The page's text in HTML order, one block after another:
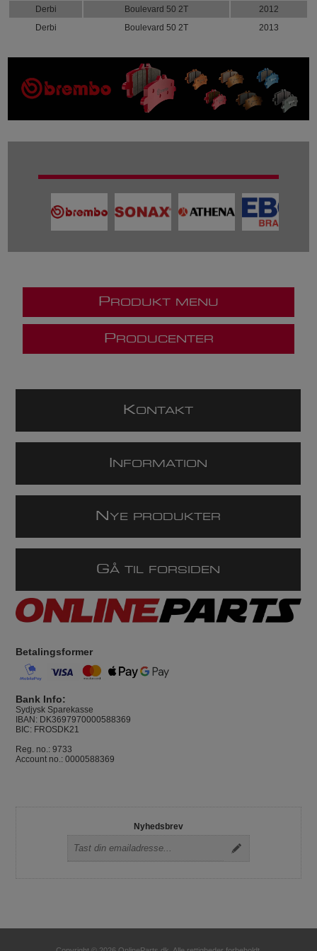
Derbi
Boulevard 50 2T
2012
Derbi
Boulevard 50 2T 2013
P RODUKT MENU
P RODUCENTER
KONTAKT
NFORMATION
N YE PRODUKTER
GÅ TIL FORSIDEN
Betalingsformer
Bank Info:
Sydjysk Sparekasse
IBAN: DK3697970000588369
BIC: FROSDK21
Reg. no.: 9733
Account no.: 0000588369
Nyhedsbrev